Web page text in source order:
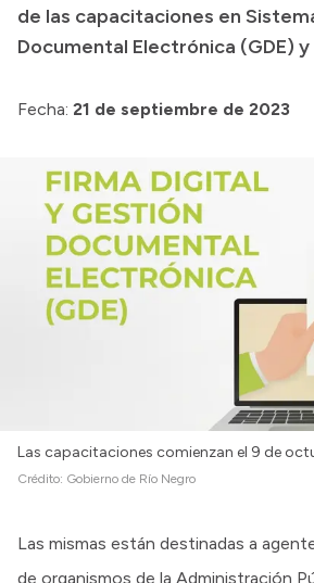
Consulta de pago a proveedores
Convocatorias
de las capacitaciones en
Documental Electrónica (GDE) y
Fecha: 21 de septiembre de 2023
Las capacitaciones comienzan el 9 de
Crédito: Gobierno de Río Negro
Las mismas están destinadas a
de organismos de la Administración